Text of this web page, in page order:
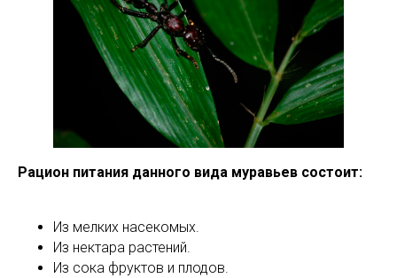
Рацион питания данного вида муравьев состоит:
Из мелких насекомых.
Из нектара растений.
Из сока фруктов и плодов.